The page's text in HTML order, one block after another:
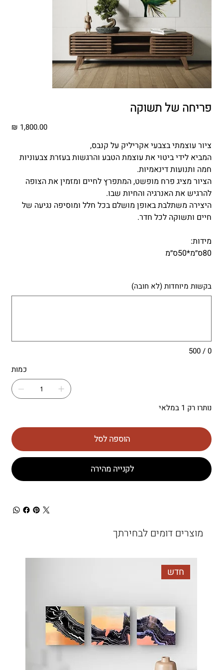
פריחה של תשוקה
מחיר
ציור עוצמתי בצבעי אקריליק על קנבס,
המביא לידי ביטוי את עוצמת הטבע והרגשות בעזרת צבעוניות
חמה ותנועות דינאמיות.
הציור מציג פרח מופשט, המתפרץ לחיים ומזמין את הצופה
להרגיש את האנרגיה והחיות שבו.
היצירה משתלבת באופן מושלם בכל חלל ומוסיפה נגיעה של
חיים ותשוקה לכל חדר.
מידות:
80ס״מ*50ס״מ
בקשות מיוחדות (לא חובה)
0 / 500
כמות
נותרו רק 1 במלאי
הוספה לסל
לקנייה מהירה
מוצרים דומים לבחירתך
חדש